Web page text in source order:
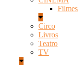
Filmes
Circo
Livros
Teatro
TV